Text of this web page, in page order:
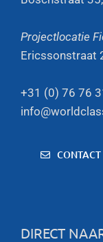
Projectlocatie
Ericssonstraat
+31 (0) 76 76
CONTACT
DIRECT